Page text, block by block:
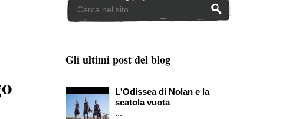
Gli ultimi post del blog
L'Odissea di Nolan e la
scatola vuota
...